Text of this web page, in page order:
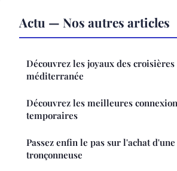
Actu — Nos autres articles
Découvrez les joyaux des croisières
méditerranée
Découvrez les meilleures
temporaires
Passez enfin le pas sur l'achat
tronçonneuse